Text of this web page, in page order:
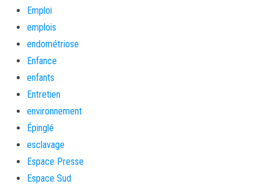
Emploi
emplois
endométriose
Enfance
enfants
Entretien
environnement
Épinglé
esclavage
Espace Presse
Espace Sud